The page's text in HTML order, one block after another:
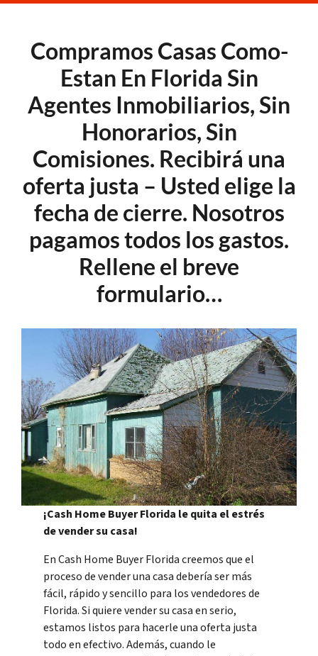
Compramos Casas Como-
Estan En Florida Sin
Agentes Inmobiliarios, Sin
Honorarios, Sin
Comisiones. Recibirá una
oferta justa – Usted elige la
fecha de cierre. Nosotros
pagamos todos los gastos.
Rellene el breve
formulario…
¡Cash Home Buyer Florida le quita el estrés
de vender su casa!
En Cash Home Buyer Florida creemos que el
proceso de vender una casa debería ser más
fácil, rápido y sencillo para los vendedores de
Florida. Si quiere vender su casa en serio,
estamos listos para hacerle una oferta justa
todo en efectivo. Además, cuando le